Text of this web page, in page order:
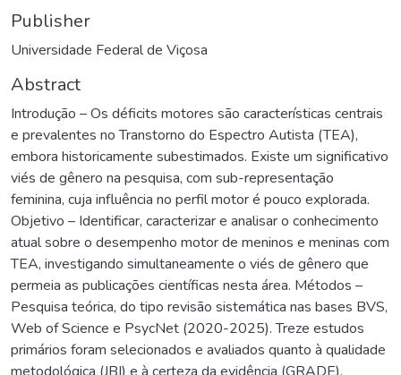
Publisher
Universidade Federal de Viçosa
Abstract
Introdução – Os déficits motores são características centrais
e prevalentes no Transtorno do Espectro Autista (TEA),
embora historicamente subestimados. Existe um significativo
viés de gênero na pesquisa, com sub-representação
feminina, cuja influência no perfil motor é pouco explorada.
Objetivo – Identificar, caracterizar e analisar o conhecimento
atual sobre o desempenho motor de meninos e meninas com
TEA, investigando simultaneamente o viés de gênero que
permeia as publicações científicas nesta área. Métodos –
Pesquisa teórica, do tipo revisão sistemática nas bases BVS,
Web of Science e PsycNet (2020-2025). Treze estudos
primários foram selecionados e avaliados quanto à qualidade